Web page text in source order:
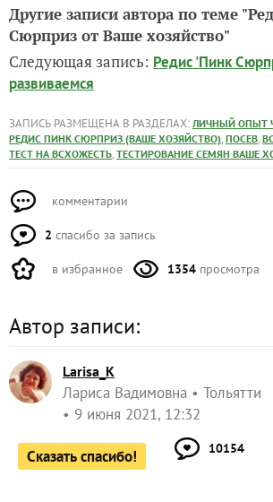
Другие записи автора по теме
Сюрприз от Ваше хозяйство"
Следующая запись: Редис 'Пинк
развиваемся
ЗАПИСЬ РАЗМЕЩЕНА В РАЗДЕЛАХ: ЛИЧНЫЙ ОПЫТ
РЕДИС ПИНК СЮРПРИЗ (ВАШЕ ХОЗЯЙСТВО), ПОСЕВ,
ТЕСТ НА ВСХОЖЕСТЬ, ТЕСТИРОВАНИЕ СЕМЯН ВАШЕ
комментарии
2 спасибо за запись
в избранное 1354 просмотра
Автор записи:
Larisa_K
Лариса Вадимовна
Тольятти
9 июня 2021, 12:32
Сказать спасибо! 10154